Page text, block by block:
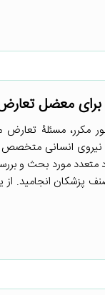
معضل تعارض
مکرر، مسئلۀ
از نیروی انسانی
متعدد مورد بحث و
صنف پزشکان